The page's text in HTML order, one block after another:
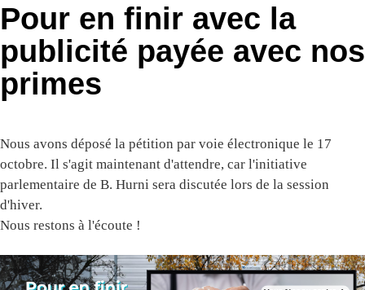
Pour en finir avec la
publicité payée avec nos
primes
Nous avons déposé la pétition par voie électronique le 17
octobre. Il s'agit maintenant d'attendre, car l'initiative
parlementaire de B. Hurni sera discutée lors de la session
d'hiver.
Nous restons à l'écoute !